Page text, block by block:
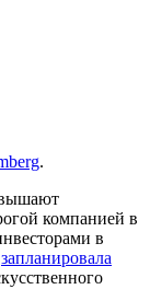
.
компанией в
в
запланировала